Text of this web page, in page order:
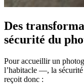
Des
sécurité du
Pour accueillir un
l’habitacle —, la
reçoit donc :